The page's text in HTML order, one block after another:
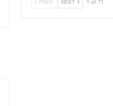
PREV NEXT 1 of 71